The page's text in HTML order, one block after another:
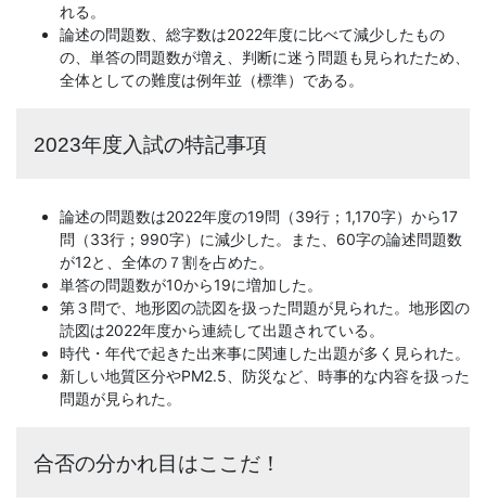
法」
れる。
論述の問題数、総字数は2022年度に比べて減少したもの
の、単答の問題数が増え、判断に迷う問題も見られたため、
全体としての難度は例年並（標準）である。
2023年度入試の特記事項
論述の問題数は2022年度の19問（39行；1,170字）から17
問（33行；990字）に減少した。また、60字の論述問題数
が12と、全体の７割を占めた。
単答の問題数が10から19に増加した。
第３問で、地形図の読図を扱った問題が見られた。地形図の
読図は2022年度から連続して出題されている。
時代・年代で起きた出来事に関連した出題が多く見られた。
新しい地質区分やPM2.5、防災など、時事的な内容を扱った
問題が見られた。
合否の分かれ目はここだ！